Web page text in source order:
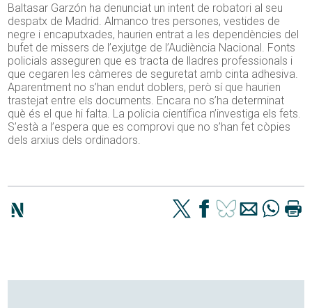
Baltasar Garzón ha denunciat un intent de robatori al seu
despatx de Madrid. Almanco tres persones, vestides de
negre i encaputxades, haurien entrat a les dependències del
bufet de missers de l’exjutge de l’Audiència Nacional. Fonts
policials asseguren que es tracta de lladres professionals i
que cegaren les càmeres de seguretat amb cinta adhesiva.
Aparentment no s’han endut doblers, però sí que haurien
trastejat entre els documents. Encara no s’ha determinat
què és el que hi falta. La policia científica n’investiga els fets.
S’està a l’espera que es comprovi que no s’han fet còpies
dels arxius dels ordinadors.